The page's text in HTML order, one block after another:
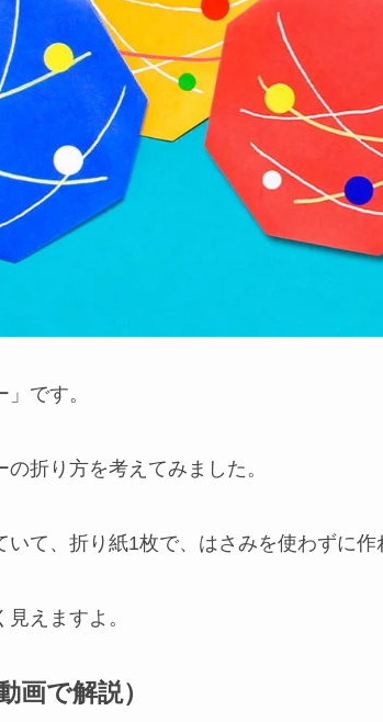
です。
折り方を考えてみました。
いて、折り紙1枚で、はさみを使わずに作
えますよ。
画で解説）